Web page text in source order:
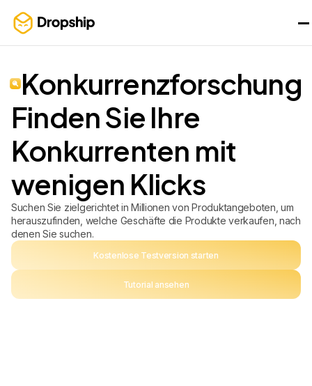
Konkurrenzforschung
Finden Sie Ihre
Konkurrenten mit
wenigen Klicks
Suchen Sie zielgerichtet in Millionen von Produktangeboten, um
herauszufinden, welche Geschäfte die Produkte verkaufen, nach
denen Sie suchen.
Kostenlose Testversion starten
Tutorial ansehen